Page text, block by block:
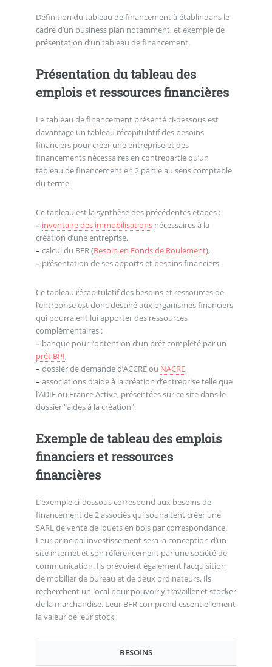
Définition du tableau de financement à établir dans le
cadre d’un business plan notamment, et exemple de
présentation d’un tableau de financement.
Présentation du tableau des
emplois et ressources financières
Le tableau de financement présenté ci-dessous est
davantage un tableau récapitulatif des besoins
financiers pour créer une entreprise et des
financements nécessaires en contrepartie qu’un
tableau de financement en 2 partie au sens comptable
du terme.
Ce tableau est la synthèse des précédentes étapes :
– inventaire des immobilisationsnécessaires à la
création d’une entreprise,
– calcul du BFR (Besoin en Fonds de Roulement),
– présentation de ses apports et besoins financiers.
Ce tableau récapitulatif des besoins et ressources de
l’entreprise est donc destiné aux organismes financiers
qui pourraient lui apporter des ressources
complémentaires :
– banque pour l’obtention d’un prêt complété par un
prêt BPI,
– dossier de demande d’ACCRE ou NACRE,
– associations d’aide à la création d’entreprise telle que
l’ADIE ou France Active, présentées sur ce site dans le
dossier "aides à la création".
Exemple de tableau des emplois
financiers et ressources
financières
L’exemple ci-dessous correspond aux besoins de
financement de 2 associés qui souhaitent créer une
SARL de vente de jouets en bois par correspondance.
Leur principal investissement sera la conception d’un
site internet et son référencement par une société de
communication. Ils prévoient également l’acquisition
de mobilier de bureau et de deux ordinateurs. Ils
recherchent un local pour pouvoir y travailler et stocker
de la marchandise. Leur BFR comprend essentiellement
la valeur de leur stock.
BESOINS